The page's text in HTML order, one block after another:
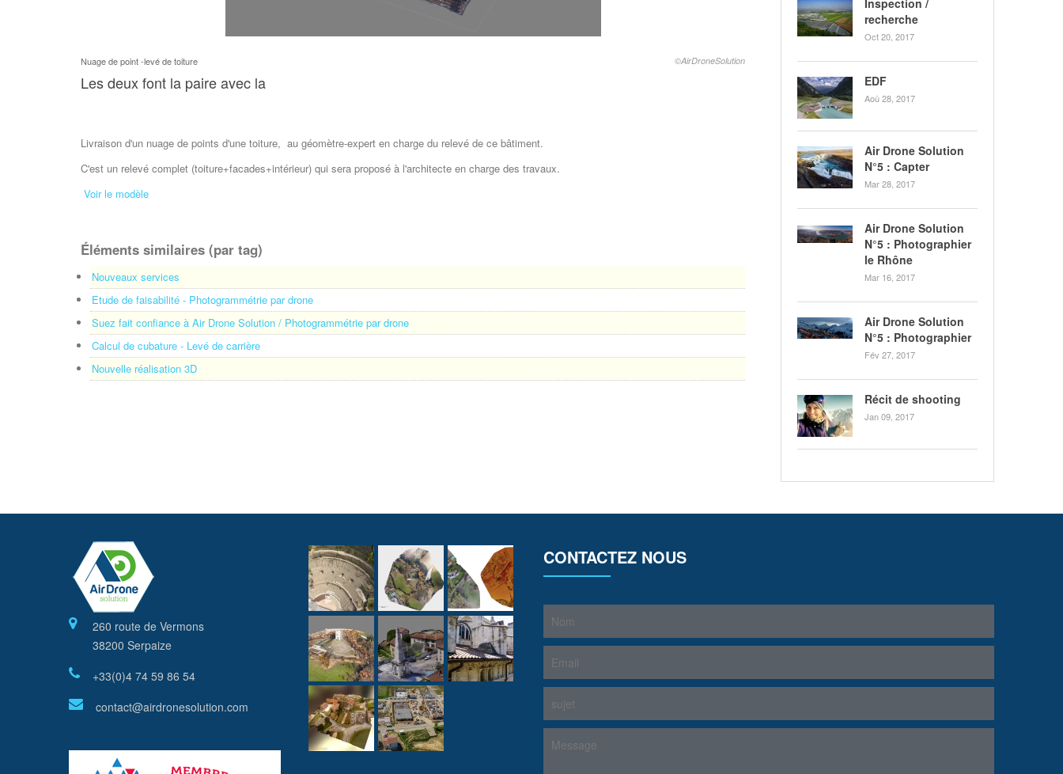
Nuage de point -levé de toiture ©AirDroneSolution
Les deux font la paire avec la
Livraison d'un nuage de points d'une toiture, au géomètre-expert en charge du relevé de ce bâtiment.
C'est un relevé complet (toiture+facades+intérieur) qui sera proposé à l'architecte en charge des travaux.
Voir le modèle
Éléments similaires (par tag)
Nouveaux services
Etude de faisabilité - Photogrammétrie par drone
Suez fait confiance à Air Drone Solution / Photogrammétrie par drone
Calcul de cubature - Levé de carrière
Nouvelle réalisation 3D
recherche
Oct 20, 2017
EDF
Aoû 28, 2017
Air Drone Solution
N°5 : Capter
Mar 28, 2017
Air Drone Solution
N°5 : Photographier
le Rhône
Mar 16, 2017
Air Drone Solution
N°5 : Photographier
Fév 27, 2017
Récit de shooting
Jan 09, 2017
260 route de Vermons
38200 Serpaize
+33(0)4 74 59 86 54
contact@airdronesolution.com
CONTACTEZ NOUS